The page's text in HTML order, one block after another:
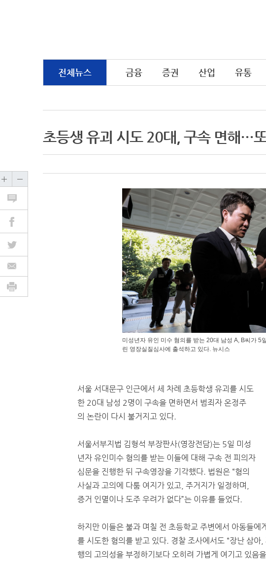
전체뉴스 금융 증권 산업 유통
초등생 유괴 시도 20대, 구속 면해…또
미성년자 유인 미수 혐의를 받는 20대 남성 A, B씨가 5
린 영장실질심사에 출석하고 있다. 뉴시스
서울 서대문구 인근에서 세 차례 초등학생 유괴를 시도
한 20대 남성 2명이 구속을 면하면서 범죄자 온정주
의 논란이 다시 불거지고 있다.
서울서부지법 김형석 부장판사(영장전담)는 5일 미성
년자 유인미수 혐의를 받는 이들에 대해 구속 전 피의자
심문을 진행한 뒤 구속영장을 기각했다. 법원은 “혐의
사실과 고의에 다툼 여지가 있고, 주거지가 일정하며,
증거 인멸이나 도주 우려가 없다”는 이유를 들었다.
하지만 이들은 불과 며칠 전 초등학교 주변에서 아동들에
를 시도한 혐의를 받고 있다. 경찰 조사에서도 “장난 삼아
행의 고의성을 부정하기보다 오히려 가볍게 여기고 있음